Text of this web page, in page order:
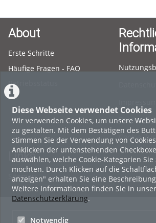
Diese Webseite verwendet Cookies
Wir verwenden Cookies, um unsere
zu gestalten. Mit dem Bestätigen des
stimmen Sie der Verwendung von
Anklicken der untenstehenden
auswählen, welche Cookie-Kategorien Sie
möchten. Durch Klicken auf die
anzeigen" erhalten Sie eine
Weitere Informationen finden Sie in
Datenschutzerklärung.
Notwendig
About
Erste Schritte
Häufige Fragen - FAQ
Betriebsstatus
Cookie-
Links
Sitemap